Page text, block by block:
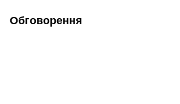
Обговорення